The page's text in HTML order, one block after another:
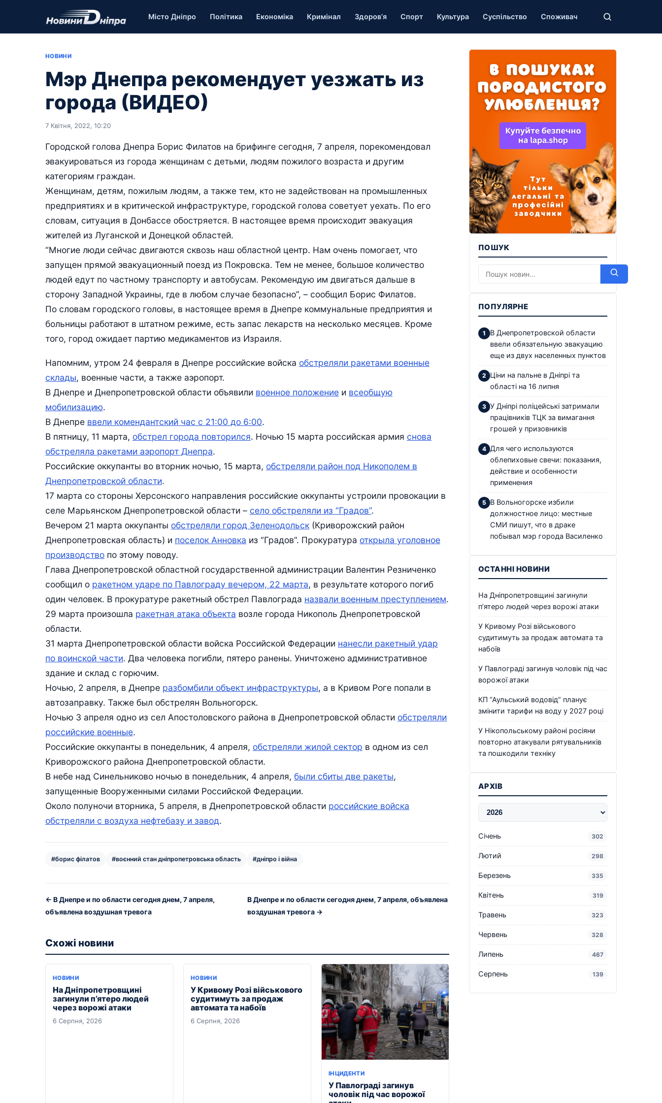
Місто Дніпро Політика Економіка Кримінал Здоров’я Спорт Культура Суспільство Споживач
НОВИНИ
Мэр Днепра рекомендует уезжать из
города (ВИДЕО)
7 Квітня, 2022, 10:20
Городской голова Днепра Борис Филатов на брифинге сегодня, 7 апреля, порекомендовал
эвакуироваться из города женщинам с детьми, людям пожилого возраста и другим
категориям граждан.
Женщинам, детям, пожилым людям, а также тем, кто не задействован на промышленных
предприятиях и в критической инфраструктуре, городской голова советует уехать. По его
словам, ситуация в Донбассе обостряется. В настоящее время происходит эвакуация
жителей из Луганской и Донецкой областей.
“Многие люди сейчас двигаются сквозь наш областной центр. Нам очень помогает, что
запущен прямой эвакуационный поезд из Покровска. Тем не менее, большое количество
людей едут по частному транспорту и автобусам. Рекомендую им двигаться дальше в
сторону Западной Украины, где в любом случае безопасно”, – сообщил Борис Филатов.
По словам городского головы, в настоящее время в Днепре коммунальные предприятия и
больницы работают в штатном режиме, есть запас лекарств на несколько месяцев. Кроме
того, город ожидает партию медикаментов из Израиля.
Напомним, утром 24 февраля в Днепре российские войска обстреляли ракетами военные
склады, военные части, а также аэропорт.
В Днепре и Днепропетровской области объявили военное положение и всеобщую
мобилизацию.
В Днепре ввели комендантский час с 21:00 до 6:00.
В пятницу, 11 марта, обстрел города повторился. Ночью 15 марта российская армия снова
обстреляла ракетами аэропорт Днепра.
Российские оккупанты во вторник ночью, 15 марта, обстреляли район под Никополем в
Днепропетровской области.
17 марта со стороны Херсонского направления российские оккупанты устроили провокации в
селе Марьянском Днепропетровской области – село обстреляли из “Градов”.
Вечером 21 марта оккупанты обстреляли город Зеленодольск (Криворожский район
Днепропетровская область) и поселок Анновка из “Градов”. Прокуратура открыла уголовное
производство по этому поводу.
Глава Днепропетровской областной государственной администрации Валентин Резниченко
сообщил о ракетном ударе по Павлограду вечером, 22 марта, в результате которого погиб
один человек. В прокуратуре ракетный обстрел Павлограда назвали военным преступлением.
29 марта произошла ракетная атака объекта возле города Никополь Днепропетровской
области.
31 марта Днепропетровской области войска Российской Федерации нанесли ракетный удар
по воинской части. Два человека погибли, пятеро ранены. Уничтожено административное
здание и склад с горючим.
Ночью, 2 апреля, в Днепре разбомбили объект инфраструктуры, а в Кривом Роге попали в
автозаправку. Также был обстрелян Вольногорск.
Ночью 3 апреля одно из сел Апостоловского района в Днепропетровской области обстреляли
российские военные.
Российские оккупанты в понедельник, 4 апреля, обстреляли жилой сектор в одном из сел
Криворожского района Днепропетровской области.
В небе над Синельниково ночью в понедельник, 4 апреля, были сбиты две ракеты,
запущенные Вооруженными силами Российской Федерации.
Около полуночи вторника, 5 апреля, в Днепропетровской области российские войска
обстреляли с воздуха нефтебазу и завод.
#борис філатов #воєнний стан дніпропетровська область #дніпро і війна
← В Днепре и по области сегодня днем, 7 апреля,
объявлена воздушная тревога
В Днепре и по области сегодня днем, 7 апреля, объявлена
воздушная тревога →
Схожі новини
НОВИНИ
На Дніпропетровщині
загинули п’ятеро людей
через ворожі атаки
6 Серпня, 2026
НОВИНИ
У Кривому Розі військового
судитимуть за продаж
автомата та набоїв
6 Серпня, 2026
ІНЦИДЕНТИ
У Павлограді загинув
чоловік під час ворожої
ПОШУК
ПОПУЛЯРНЕ
В Днепропетровской области
ввели обязательную эвакуацию
еще из двух населенных пунктов
Ціни на пальне в Дніпрі та
області на 16 липня
У Дніпрі поліцейські затримали
працівників ТЦК за вимагання
грошей у призовників
Для чего используются
облепиховые свечи: показания,
действие и особенности
применения
В Вольногорске избили
должностное лицо: местные
СМИ пишут, что в драке
побывал мэр города Василенко
ОСТАННІ НОВИНИ
На Дніпропетровщині загинули
п’ятеро людей через ворожі атаки
У Кривому Розі військового
судитимуть за продаж автомата та
набоїв
У Павлограді загинув чоловік під час
ворожої атаки
КП “Аульський водовід” планує
змінити тарифи на воду у 2027 році
У Нікопольському районі росіяни
повторно атакували рятувальників
та пошкодили техніку
АРХІВ
Січень 302
Лютий 298
Березень 335
Квітень 319
Травень 323
Червень 328
Липень 467
Серпень 139